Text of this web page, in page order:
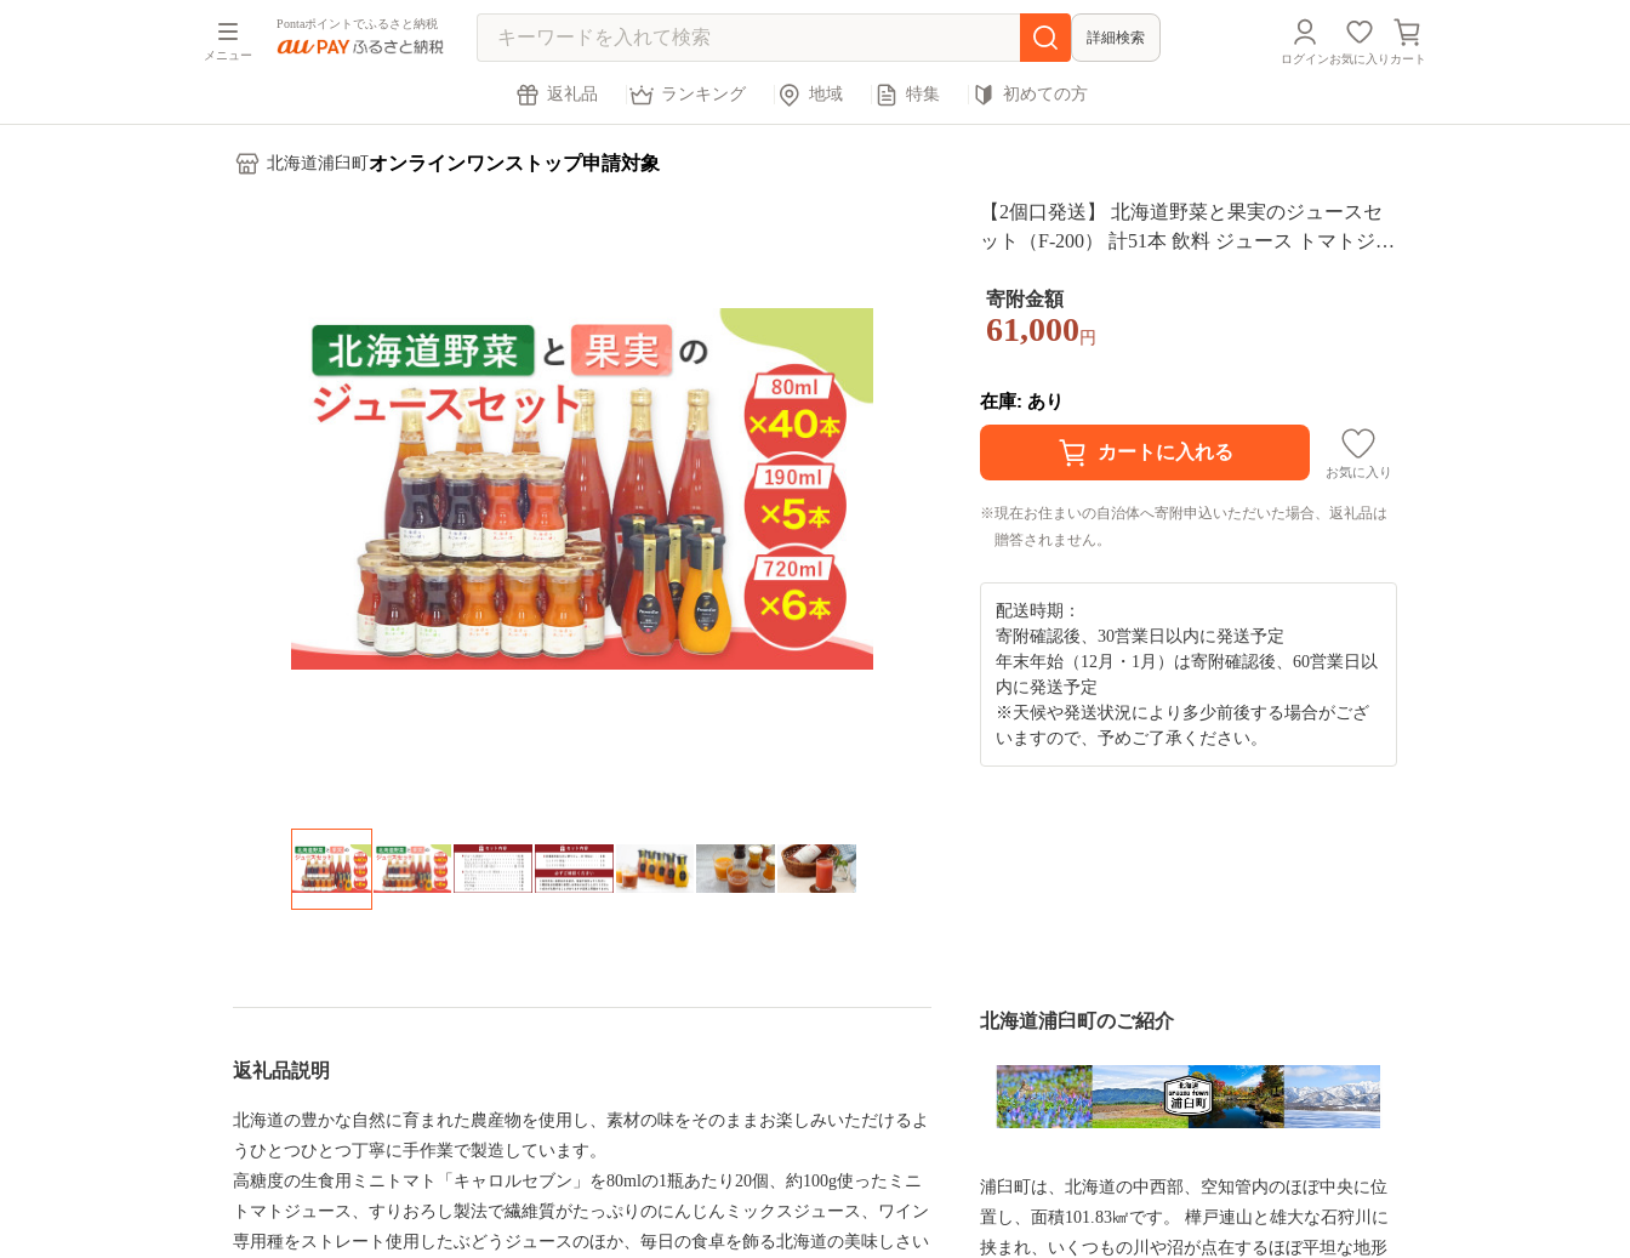
メニュー
Pontaポイントでふるさと納税
詳細検索
ログインお気に入り カート
返礼品 ランキング 地域 特集 初めての方
北海道浦臼町 オンラインワンストップ申請対象
【2個口発送】 北海道野菜と果実のジュースセ
ット（F-200） 計51本 飲料 ジュース トマトジュ
寄附金額
61,000 円
在庫: あり
お気に入り
現在お住まいの自治体へ寄附申込いただいた場合、返礼品は
贈答されません。
配送時期：
寄附確認後、30営業日以内に発送予定
年末年始（12月・1月）は寄附確認後、60営業日以
内に発送予定
※天候や発送状況により多少前後する場合がござ
いますので、予めご了承ください。
返礼品説明
北海道の豊かな自然に育まれた農産物を使用し、素材の味をそのままお楽しみいただけるよ
うひとつひとつ丁寧に手作業で製造しています。
高糖度の生食用ミニトマト「キャロルセブン」を80mlの1瓶あたり20個、約100g使ったミニ
トマトジュース、すりおろし製法で繊維質がたっぷりのにんじんミックスジュース、ワイン
専用種をストレート使用したぶどうジュースのほか、毎日の食卓を飾る北海道の美味しさい
北海道浦臼町のご紹介
浦臼町は、北海道の中西部、空知管内のほぼ中央に位
置し、面積101.83㎢です。 樺戸連山と雄大な石狩川に
挟まれ、いくつもの川や沼が点在するほぼ平坦な地形